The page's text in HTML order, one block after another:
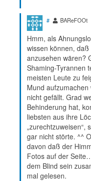
# BAReFOOt
Hmm, als
wissen können,
anzusehen wären?
Shaming-Tyrannen
meisten Leute zu
Mund
nicht gefällt. Grad
Behinderung hat,
liebsten aus ihre
„zurechtzuweisen“,
gar nicht störte. ^^
davon daß der
Fotos auf der
dem Blind sein
mal gelesen.